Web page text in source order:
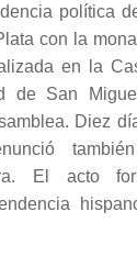
política
con la
en la
de San
Diez
El acto